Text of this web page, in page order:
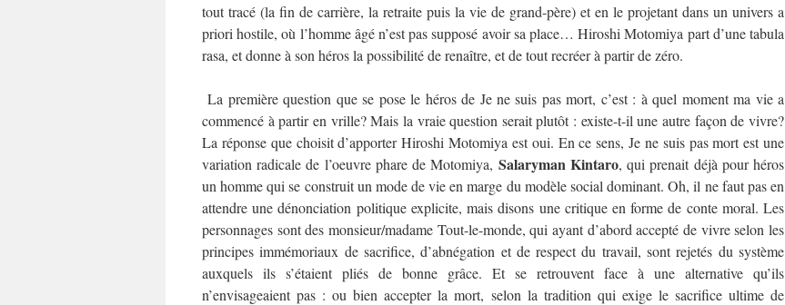
tout tracé (la fin de carrière, la retraite puis la vie de grand-père) et en le projetant dans un univers a
priori hostile, où l’homme âgé n’est pas supposé avoir sa place… Hiroshi Motomiya part d’une tabula
rasa, et donne à son héros la possibilité de renaître, et de tout recréer à partir de zéro.
La première question que se pose le héros de Je ne suis pas mort, c’est : à quel moment ma vie a
commencé à partir en vrille? Mais la vraie question serait plutôt : existe-t-il une autre façon de vivre?
La réponse que choisit d’apporter Hiroshi Motomiya est oui. En ce sens, Je ne suis pas mort est une
variation radicale de l’oeuvre phare de Motomiya, Salaryman Kintaro, qui prenait déjà pour héros
un homme qui se construit un mode de vie en marge du modèle social dominant. Oh, il ne faut pas en
attendre une dénonciation politique explicite, mais disons une critique en forme de conte moral. Les
personnages sont des monsieur/madame Tout-le-monde, qui ayant d’abord accepté de vivre selon les
principes immémoriaux de sacrifice, d’abnégation et de respect du travail, sont rejetés du système
auxquels ils s’étaient pliés de bonne grâce. Et se retrouvent face à une alternative qu’ils
n’envisageaient pas : ou bien accepter la mort, selon la tradition qui exige le sacrifice ultime de